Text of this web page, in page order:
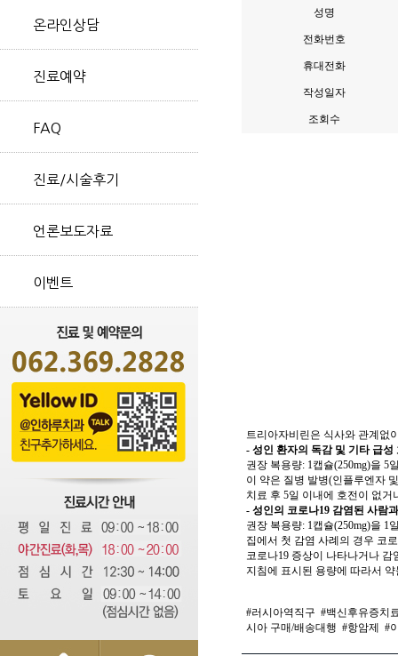
온라인상담
진료예약
FAQ
진료/시술후기
언론보도자료
이벤트
성명
전화번호
휴대전화
작성일자
조회수
트리아자비린은 식사와 관계없
- 성인 환자의 독감 및 기타 급성
권장 복용량: 1캡슐(250mg)을 5
이 약은 질병 발병(인플루엔자
치료 후 5일 이내에 호전이 없
- 성인의 코로나19 감염된 사람
권장 복용량: 1캡슐(250mg)을 1
집에서 첫 감염 사례의 경우 코
코로나19 증상이 나타나거나
지침에 표시된 용량에 따라서
#러시아역직구 #백신후유증치
시아 구매/배송대행 #항암제 #